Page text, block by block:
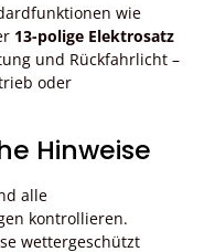
wie
13-polige Elektrosatz
und Rückfahrlicht –
oder
Hinweise
alle
kontrollieren.
wettergeschützt